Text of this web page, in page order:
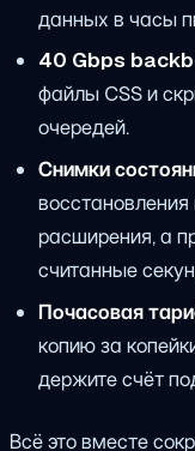
данных в часы
40 Gbps
файлы CSS и
очередей.
Снимки
расширения, а
считанные
Почасовая
копию за
держите счёт
Всё это вместе